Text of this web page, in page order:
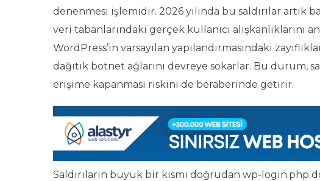
denenmesi işlemidir. 2026 yılında bu saldırılar artık
veri tabanlarındaki gerçek kullanıcı alışkanlıklarını
WordPress’in varsayılan yapılandırmasındaki
dağıtık botnet ağlarını devreye sokarlar. Bu durum,
erişime kapanması riskini de beraberinde getirir.
Saldırıların büyük bir kısmı doğrudan wp-login.php